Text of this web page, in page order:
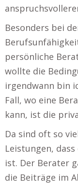
Besonders bei
persönliche
wollte die
irgendwann bin
Fall, wo eine
kann, ist die
Da sind oft so
Leistungen,
ist. Der Berater
die Beiträge im